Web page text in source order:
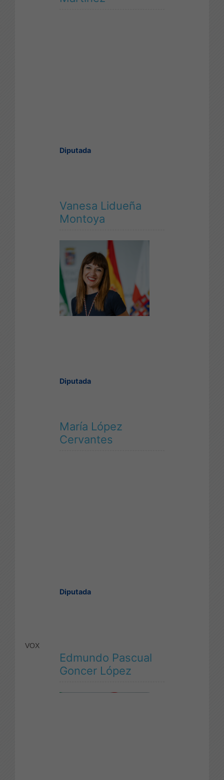
Vanesa Lidueña
Montoya
Diputada
María López
Cervantes
VOX
Edmundo Pascual
Goncer López